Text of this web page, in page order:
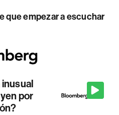
que empezar a escuchar
por